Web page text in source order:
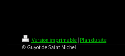
Version imprimable | Plan du site
© Guyot de Saint Michel